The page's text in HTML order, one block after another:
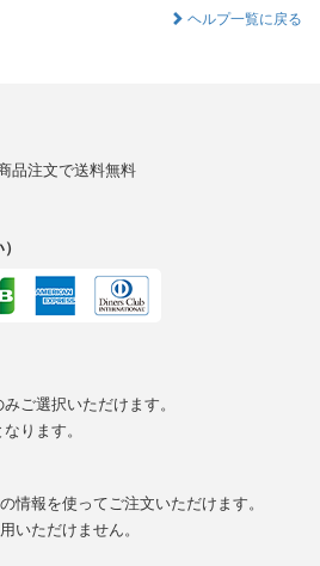
ヘルプ一覧に戻る
品注文で送料無料
ご選択いただけます。
ります。
情報を使ってご注文いただけます。
いただけません。